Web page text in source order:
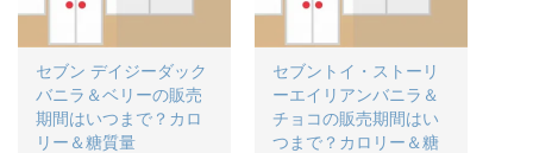
セブン デイジーダック
バニラ＆ベリーの販売
期間はいつまで？カロ
リー＆糖質量
セブントイ・ストーリ
ーエイリアンバニラ＆
チョコの販売期間はい
つまで？カロリー＆糖